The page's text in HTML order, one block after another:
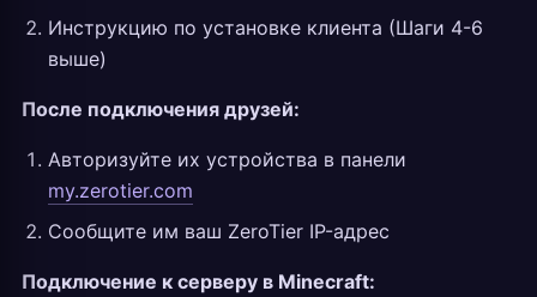
Инструкцию по установке клиента (Шаги 4-6
выше)
После подключения друзей:
Авторизуйте их устройства в панели
my.zerotier.com
Сообщите им ваш ZeroTier IP-адрес
Подключение к серверу в Minecraft: